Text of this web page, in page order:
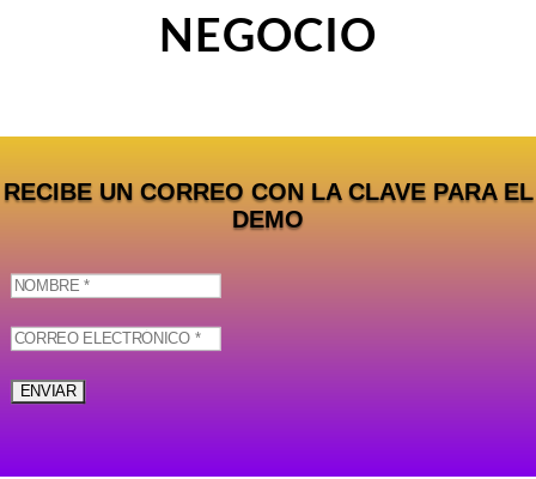
NEGOCIO
RECIBE UN CORREO CON LA CLAVE PARA EL
DEMO